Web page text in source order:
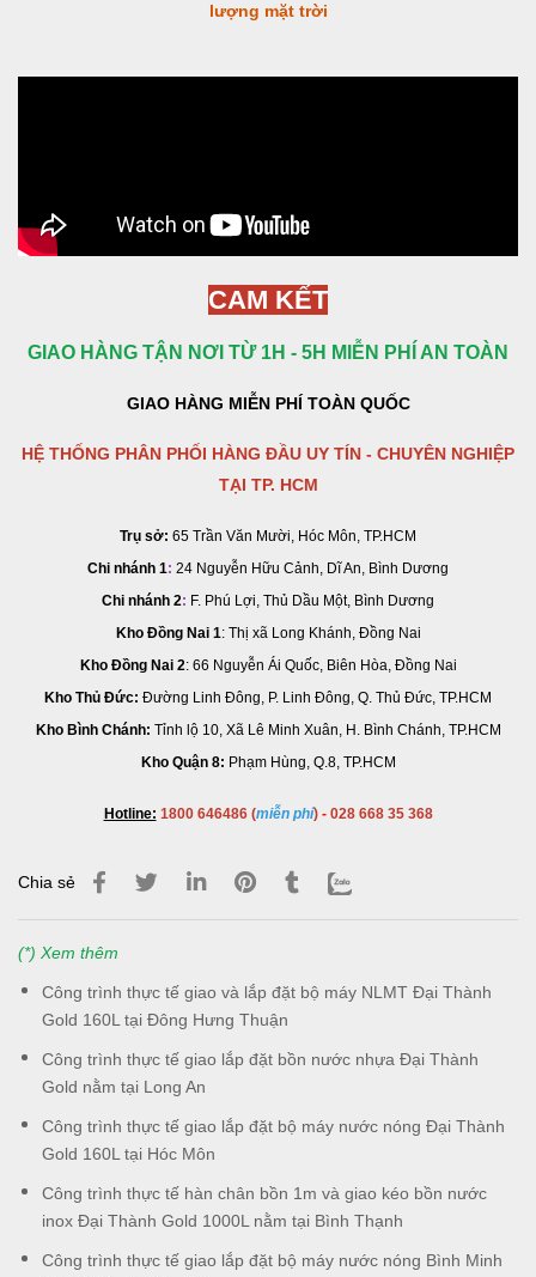
lượng mặt trời
CAM KẾT
GIAO HÀNG TẬN NƠI TỪ 1H - 5H MIỄN PHÍ AN TOÀN
GIAO HÀNG MIỄN PHÍ TOÀN QUỐC
HỆ THỐNG PHÂN PHỐI HÀNG ĐẦU UY TÍN - CHUYÊN NGHIỆP
TẠI TP. HCM
Trụ sở: 65 Trần Văn Mười, Hóc Môn, TP.HCM
Chi nhánh 1: 24 Nguyễn Hữu Cảnh, Dĩ An, Bình Dương
Chi nhánh 2: F. Phú Lợi, Thủ Dầu Một, Bình Dương
Kho Đồng Nai 1: Thị xã Long Khánh, Đồng Nai
Kho Đồng Nai 2: 66 Nguyễn Ái Quốc, Biên Hòa, Đồng Nai
Kho Thủ Đức: Đường Linh Đông, P. Linh Đông, Q. Thủ Đức, TP.HCM
Kho Bình Chánh: Tỉnh lộ 10, Xã Lê Minh Xuân, H. Bình Chánh, TP.HCM
Kho Quận 8: Phạm Hùng, Q.8, TP.HCM
Hotline: 1800 646486 (miễn phí)- 028 668 35 368
Chia sẻ
(*) Xem thêm
Công trình thực tế giao và lắp đặt bộ máy NLMT Đại Thành
Gold 160L tại Đông Hưng Thuận
Công trình thực tế giao lắp đặt bồn nước nhựa Đại Thành
Gold nằm tại Long An
Công trình thực tế giao lắp đặt bộ máy nước nóng Đại Thành
Gold 160L tại Hóc Môn
Công trình thực tế hàn chân bồn 1m và giao kéo bồn nước
inox Đại Thành Gold 1000L nằm tại Bình Thạnh
Công trình thực tế giao lắp đặt bộ máy nước nóng Bình Minh